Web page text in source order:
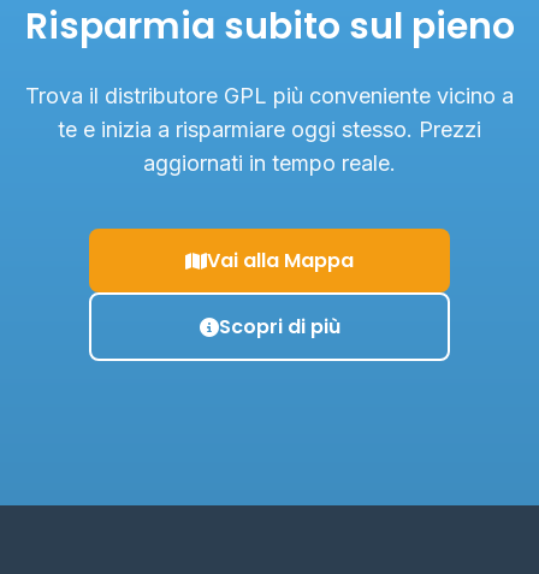
Risparmia subito sul pieno
Trova il distributore GPL più conveniente vicino a
te e inizia a risparmiare oggi stesso. Prezzi
aggiornati in tempo reale.
Vai alla Mappa
Scopri di più